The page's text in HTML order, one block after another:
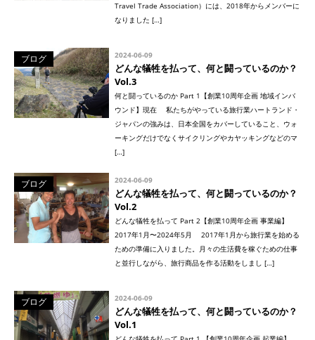
Travel Trade Association）には、2018年からメンバーに
なりました […]
ブログ 2024-06-09
どんな犠牲を払って、何と闘っているのか？
Vol.3
何と闘っているのか Part 1【創業10周年企画 地域インバ
ウンド】現在 私たちがやっている旅行業ハートランド・
ジャパンの強みは、日本全国をカバーしていること、ウォ
ーキングだけでなくサイクリングやカヤッキングなどのマ
[…]
ブログ 2024-06-09
どんな犠牲を払って、何と闘っているのか？
Vol.2
どんな犠牲を払って Part 2【創業10周年企画 事業編】
2017年1月〜2024年5月 2017年1月から旅行業を始める
ための準備に入りました。月々の生活費を稼ぐための仕事
と並行しながら、旅行商品を作る活動をしまし […]
ブログ 2024-06-09
どんな犠牲を払って、何と闘っているのか？
Vol.1